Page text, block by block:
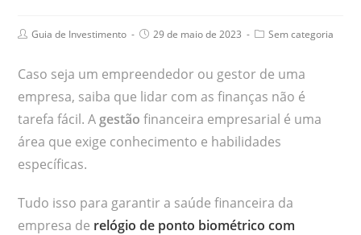
Guia de Investimento 29 de maio de 2023 Sem categoria
Caso seja um empreendedor ou gestor de uma
empresa, saiba que lidar com as finanças não é
tarefa fácil. A gestãofinanceira empresarial é uma
área que exige conhecimento e habilidades
específicas.
Tudo isso para garantir a saúde financeira da
empresa de relógio de ponto biométrico com